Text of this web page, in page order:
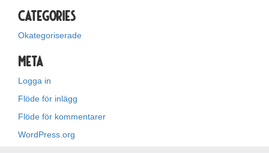
Categories
Okategoriserade
Meta
Logga in
Flöde för inlägg
Flöde för kommentarer
WordPress.org